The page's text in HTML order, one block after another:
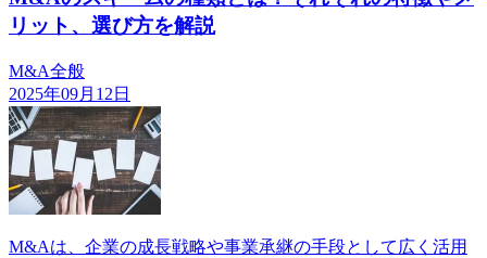
リット、選び方を解説
M&A全般
2025年09月12日
M&Aは、企業の成長戦略や事業承継の手段として広く活用